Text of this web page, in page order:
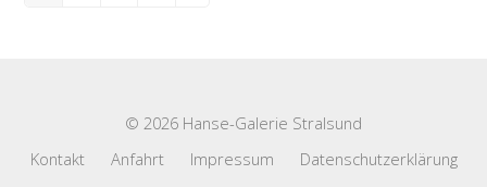
© 2026 Hanse-Galerie Stralsund
Kontakt
Anfahrt Impressum Datenschutzerklärung